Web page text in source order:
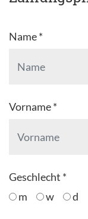
Name *
Vorname *
Geschlecht *
m
w d